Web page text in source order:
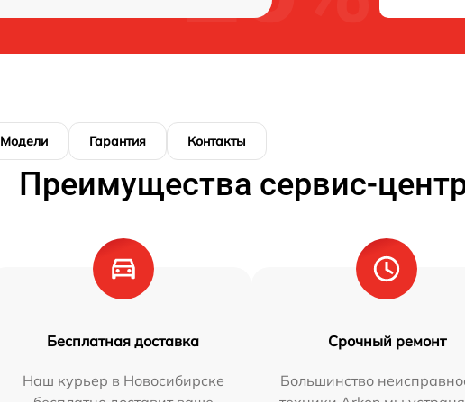
Модели Гарантия Контакты
Преимущества сервис-
Бесплатная доставка
Наш курьер в Новосибирске
Срочный ремонт
Большинство